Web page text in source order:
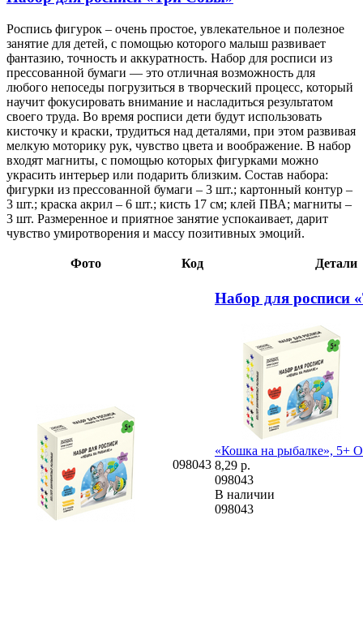
Роспись фигурок – очень простое, увлекательное и полезное
занятие для детей, с помощью которого малыш развивает
фантазию, точность и аккуратность. Набор для росписи из
прессованной бумаги — это отличная возможность для
любого непоседы погрузиться в творческий процесс, который
научит фокусировать внимание и насладиться результатом
своего труда. Во время росписи дети будут использовать
кисточку и краски, трудиться над деталями, при этом развивая
мелкую моторику рук, чувство цвета и воображение. В набор
входят магниты, с помощью которых фигурками можно
украсить интерьер или подарить близким. Состав набора:
фигурки из прессованной бумаги – 3 шт.; картонный контур –
3 шт.; краска акрил – 6 шт.; кисть 17 см; клей ПВА; магниты –
3 шт. Размеренное и приятное занятие успокаивает, дарит
чувство умиротворения и массу позитивных эмоций.
Фото Код Детали
098043
Набор для росписи
«Кошка на рыбалке», 5+
8,29 р.
098043
В наличии
098043